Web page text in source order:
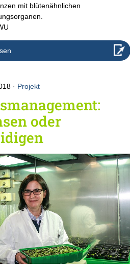
mit blütenähnlichen
Projekt
oder